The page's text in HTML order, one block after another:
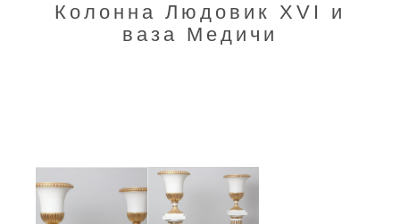
Колонна Людовик XVI и
ваза Медичи